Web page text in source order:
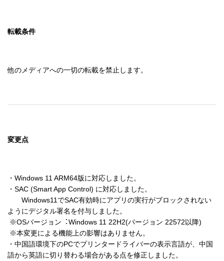
転載条件
他のメディアへの一切の転載を禁止します。
変更点
・Windows 11 ARM64版に対応しました。
・SAC (Smart App Control) に対応しました。
Windows11でSAC有効時にアプリの実⾏がブロックされない
ようにデジタル署名を付与しました。
・中国語環境下のPCでプリンタードライバーの表⽰⾔語が、中国
語から英語に切り替わる場合がある点を修正しました。